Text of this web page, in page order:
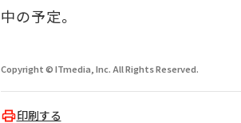
中の予定。
Copyright © ITmedia, Inc. All Rights Reserved.
印刷する